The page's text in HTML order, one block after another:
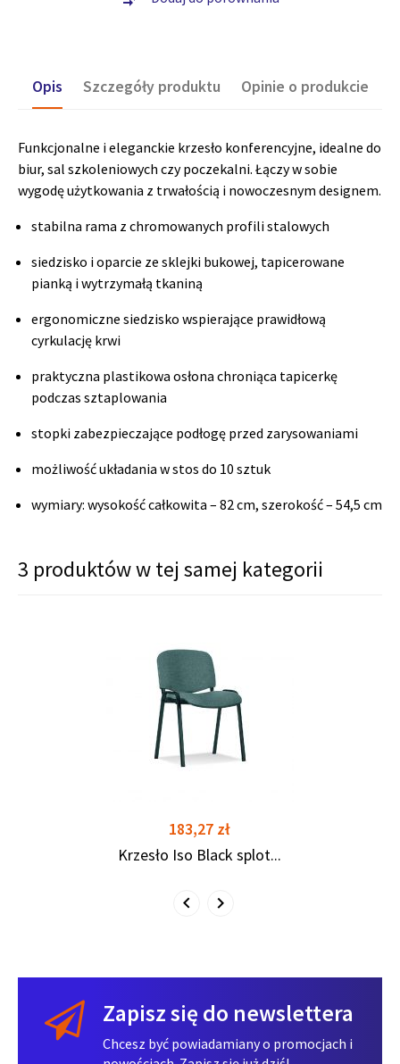
Opis Szczegóły produktu Opinie o produkcie
Funkcjonalne i eleganckie krzesło konferencyjne, idealne do
biur, sal szkoleniowych czy poczekalni. Łączy w sobie
wygodę użytkowania z trwałością i nowoczesnym designem.
stabilna rama z chromowanych profili stalowych
siedzisko i oparcie ze sklejki bukowej, tapicerowane
pianką i wytrzymałą tkaniną
ergonomiczne siedzisko wspierające prawidłową
cyrkulację krwi
praktyczna plastikowa osłona chroniąca tapicerkę
podczas sztaplowania
stopki zabezpieczające podłogę przed zarysowaniami
możliwość układania w stos do 10 sztuk
wymiary: wysokość całkowita – 82 cm, szerokość – 54,5 cm
3 produktów w tej samej kategorii
Cena
183,27 zł
Krzesło Iso Black splot...
Zapisz się do newslettera
Chcesz być powiadamiany o promocjach i